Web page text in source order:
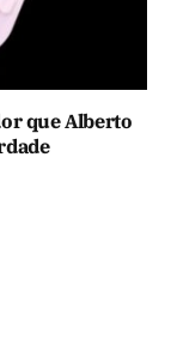
que Alberto